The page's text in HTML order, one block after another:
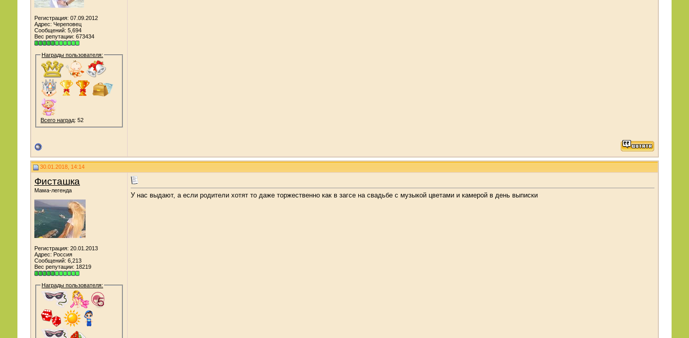
Регистрация: 07.09.2012
Адрес: Череповец
Сообщений: 5,694
Вес репутации: 673434
Награды пользователя:
Всего наград: 52
30.01.2018, 14:14
Фисташка
Мама-легенда
Регистрация: 20.01.2013
Адрес: Россия
Сообщений: 6,213
Вес репутации: 18219
Награды пользователя:
У нас выдают, а если родители хотят то даже торжественно как в загсе на свадьбе с музыкой цветами и камерой в день выписки